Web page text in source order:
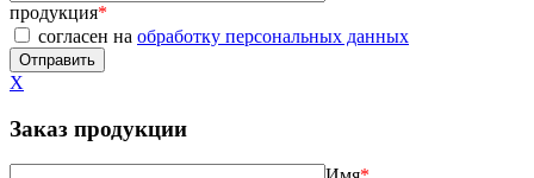
продукция*
согласен на обработку персональных данных
X
Заказ продукции